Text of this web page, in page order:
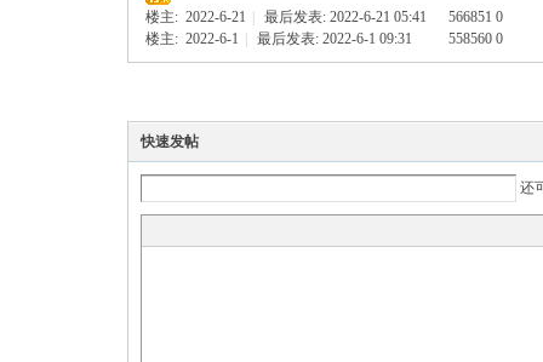
楼主: 2022-6-21 最后发表: 2022-6-21 05:41 566851 0
楼主: 2022-6-1 最后发表: 2022-6-1 09:31 558560 0
快速发帖
还